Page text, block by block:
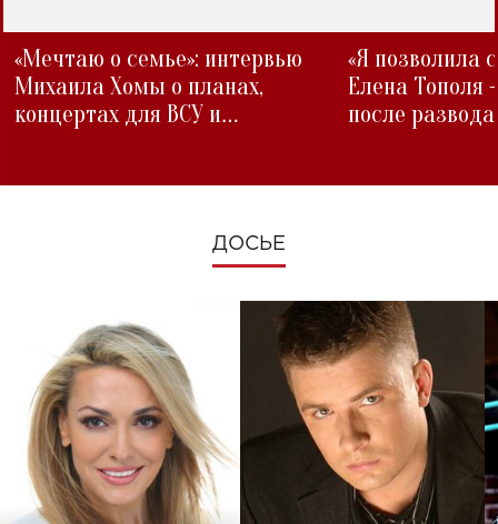
«Мечтаю о семье»: интервью
Михаила Хомы о планах,
концертах для ВСУ и
«Я позволила
Елена Тополя
после развода
ДОСЬЕ